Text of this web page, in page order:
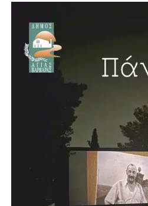
ΓΙΑΚΟΥΜΗΣ ΕΥΑΓΓΕΛΟΣ
ΠΕΡΙΣΤΕΡΙΟΥ
ΑΝΑΓΝΩΣΤΟΠΟΥΛΟΣ
ΣΥΜΒΟΥΛΟΣ ΠΕΡΙΣΤΕΡΙΟΥ
ΚΑΤΣΑΝΟΥ ΔΗΜΗΤΡΑ
ΠΕΡΙΣΤΕΡΙΟΥ
ΓΕΩΡΓΑΡΑΣ ΓΙΑΝΝΗΣ
ΠΕΡΙΣΤΕΡΙΟΥ
ΝΙΚΟΣ ΑΣΗΜΑΚΟΠΟΥΛΟΣ
ΣΥΜΒΟΥΛΟΣ ΑΙΓΑΛΕΩ